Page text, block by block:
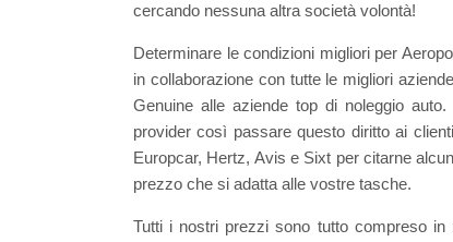
cercando nessuna altra società volontà!
Determinare le condizioni migliori per
in collaborazione con tutte le migliori
Genuine alle aziende top di noleggio
provider così passare questo diritto ai
Europcar, Hertz, Avis e Sixt per citarne
prezzo che si adatta alle vostre tasche.
Tutti i nostri prezzi sono tutto compreso